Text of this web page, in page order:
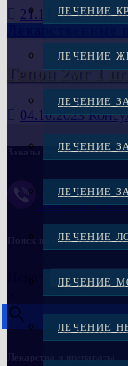
ЛЕЧЕНИЕ
ЛЕЧЕНИЕ
ЛЕЧЕНИЕ
ЛЕЧЕНИЕ
ЛЕЧЕНИЕ
ЛЕЧЕНИЕ
ЛЕЧЕНИЕ
ЛЕЧЕНИЕ
21.11.2023
Гепон 2мг 1
04.10.2023
Заказы через Viber :
Заказать
Поиск по названию
Искать